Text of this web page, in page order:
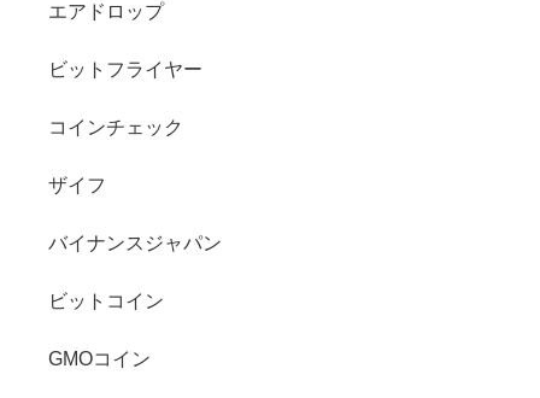
エアドロップ
ビットフライヤー
コインチェック
ザイフ
バイナンスジャパン
ビットコイン
GMOコイン